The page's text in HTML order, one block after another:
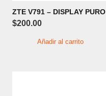
ZTE V791 – DISPLAY PURO
$200.00
Añadir al carrito